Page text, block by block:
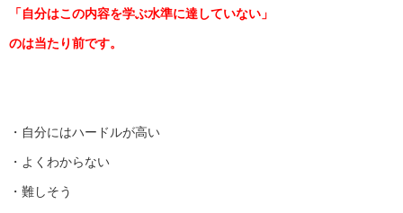
「自分はこの内容を学ぶ水準に達していない」
のは当たり前です。
・自分にはハードルが高い
・よくわからない
・難しそう